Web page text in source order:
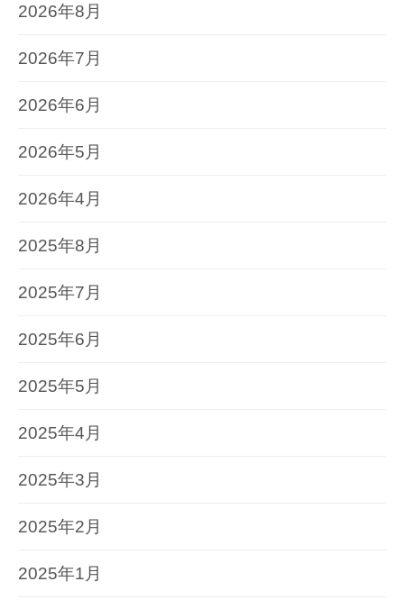
2026年8月
2026年7月
2026年6月
2026年5月
2026年4月
2025年8月
2025年7月
2025年6月
2025年5月
2025年4月
2025年3月
2025年2月
2025年1月